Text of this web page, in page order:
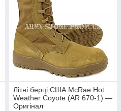
Літні берці США McRae Hot
Weather Coyote (AR 670-1) —
Оригінал